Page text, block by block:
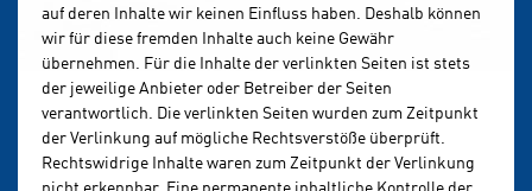
auf deren Inhalte wir keinen Einfluss haben. Deshalb können
wir für diese fremden Inhalte auch keine Gewähr
übernehmen. Für die Inhalte der verlinkten Seiten ist stets
der jeweilige Anbieter oder Betreiber der Seiten
verantwortlich. Die verlinkten Seiten wurden zum Zeitpunkt
der Verlinkung auf mögliche Rechtsverstöße überprüft.
Rechtswidrige Inhalte waren zum Zeitpunkt der Verlinkung